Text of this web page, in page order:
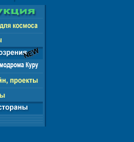
- АЗИЯ - АФРИКА